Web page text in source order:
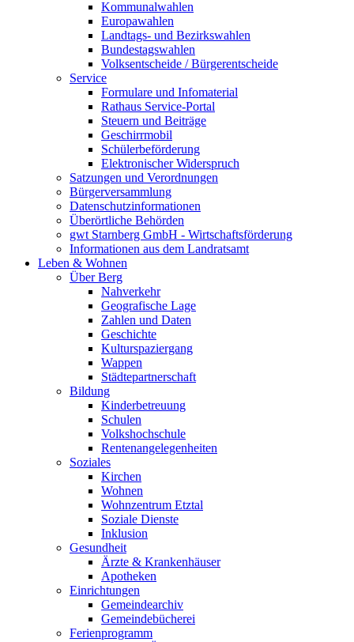
Kommunalwahlen
Europawahlen
Landtags- und Bezirkswahlen
Bundestagswahlen
Volksentscheide / Bürgerentscheide
Service
Formulare und Infomaterial
Rathaus Service-Portal
Steuern und Beiträge
Geschirrmobil
Schülerbeförderung
Elektronischer Widerspruch
Satzungen und Verordnungen
Bürgerversammlung
Datenschutzinformationen
Überörtliche Behörden
gwt Starnberg GmbH - Wirtschaftsförderung
Informationen aus dem Landratsamt
Leben & Wohnen
Über Berg
Nahverkehr
Geografische Lage
Zahlen und Daten
Geschichte
Kulturspaziergang
Wappen
Städtepartnerschaft
Bildung
Kinderbetreuung
Schulen
Volkshochschule
Rentenangelegenheiten
Soziales
Kirchen
Wohnen
Wohnzentrum Etztal
Soziale Dienste
Inklusion
Gesundheit
Ärzte & Krankenhäuser
Apotheken
Einrichtungen
Gemeindearchiv
Gemeindebücherei
Ferienprogramm